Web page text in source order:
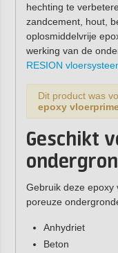
hechting te
zandcement, hout,
oplosmiddelvrije
werking van de
RESION
Dit product was
epoxy
Geschikt
Gebruik deze epoxy
poreuze
Anhydriet
Beton